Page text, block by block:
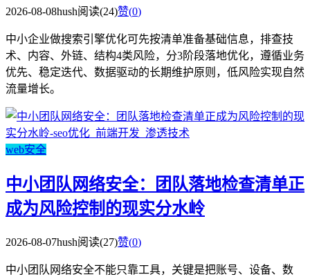
2026-08-08hush阅读(24)赞(0)
中小企业做搜索引擎优化可先按清单准备基础信息，排查技
术、内容、外链、结构4类风险，分3阶段落地优化，遵循业务
优先、稳定迭代、数据驱动的长期维护原则，低风险实现自然
流量增长。
web安全
中小团队网络安全：团队落地检查清单正
成为风险控制的现实分水岭
2026-08-07hush阅读(27)赞(0)
中小团队网络安全不能只靠工具，关键是把账号、设备、数